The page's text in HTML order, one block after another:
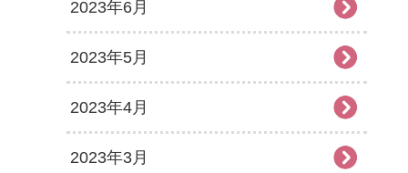
2023年6月
2023年5月
2023年4月
2023年3月